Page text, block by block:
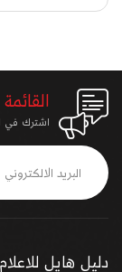
القائمة
اشترك في
دليل هايل